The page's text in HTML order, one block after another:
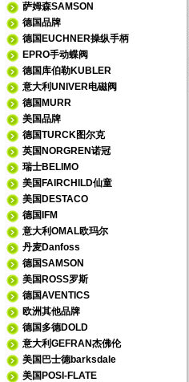
萨姆森SAMSON
德国品牌
德国EUCHNER操纵手柄
EPRO手动蝶阀
德国库伯勒KUBLER
意大利UNIVER电磁阀
德国MURR
美国品牌
德国TURCK图尔克
英国NORGREN诺冠
瑞士BELIMO
美国FAIRCHILD仙童
美国DESTACO
德国IFM
意大利OMAL欧玛尔
丹麦Danfoss
德国SAMSON
美国ROSS罗斯
德国AVENTICS
欧洲其他品牌
德国多德DOLD
意大利GEFRAN杰佛伦
美国巴士德barksdale
美国POSI-FLATE